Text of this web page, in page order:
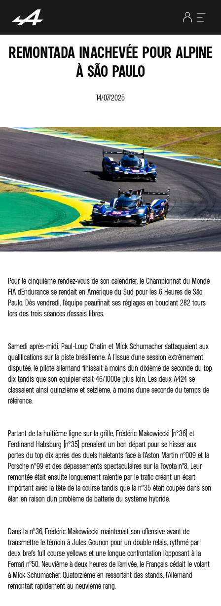
REMONTADA INACHEVÉE POUR ALPINE
À SÃO PAULO
14/07/2025
Pour le cinquième rendez-vous de son calendrier, le Championnat du Monde
FIA d'Endurance se rendait en Amérique du Sud pour les 6 Heures de São
Paulo. Dès vendredi, l'équipe peaufinait ses réglages en bouclant 282 tours
lors des trois séances d'essais libres.
Samedi après-midi, Paul-Loup Chatin et Mick Schumacher s'attaquaient aux
qualifications sur la piste brésilienne. À l'issue d'une session extrêmement
disputée, le pilote allemand finissait à moins d'un dixième de seconde du top
dix tandis que son équipier était 46/1000e plus loin. Les deux A424 se
classaient ainsi quinzième et seizième, à moins d'une seconde du temps de
référence.
Partant de la huitième ligne sur la grille, Frédéric Makowiecki (n°36) et
Ferdinand Habsburg (n°35) prenaient un bon départ pour se hisser aux
portes du top dix après des duels haletants face à l'Aston Martin n°009 et la
Porsche n°99 et des dépassements spectaculaires sur la Toyota n°8. Leur
remontée était ensuite longuement ralentie par le trafic créant un écart
important avec la tête de la course tandis que la n°35 était coupée dans son
élan en raison d'un problème de batterie du système hybride.
Dans la n°36, Frédéric Makowiecki maintenait son offensive avant de
transmettre le témoin à Jules Gounon pour un double relais, rythmé par
deux brefs full course yellows et une longue confrontation l'opposant à la
Ferrari n°50. Neuvième à deux heures de l'arrivée, le Français cédait le volant
à Mick Schumacher. Quatorzième en ressortant des stands, l'Allemand
remontait rapidement au neuvième rang.